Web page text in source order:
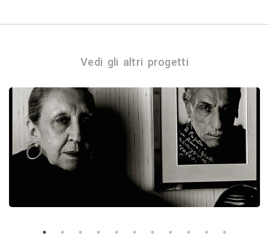
Vedi gli altri progetti